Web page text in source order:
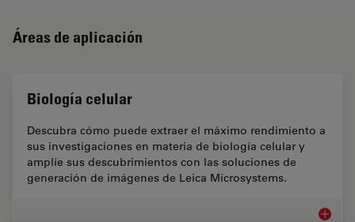
Áreas de aplicación
Biología celular
Descubra cómo puede extraer el máximo rendimiento a
sus investigaciones en materia de biología celular y
amplíe sus descubrimientos con las soluciones de
generación de imágenes de Leica Microsystems.